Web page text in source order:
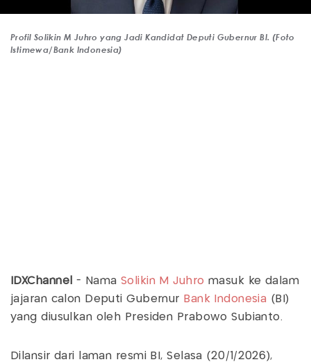
Profil Solikin M Juhro yang Jadi Kandidat Deputi Gubernur BI. (Foto
Istimewa/Bank Indonesia)
IDXChannel - Nama Solikin M Juhro masuk ke dalam
jajaran calon Deputi Gubernur Bank Indonesia (BI)
yang diusulkan oleh Presiden Prabowo Subianto.
Dilansir dari laman resmi BI, Selasa (20/1/2026),